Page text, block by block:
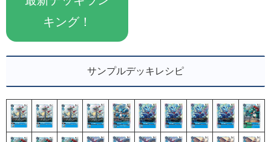
キング！
サンプルデッキレシピ